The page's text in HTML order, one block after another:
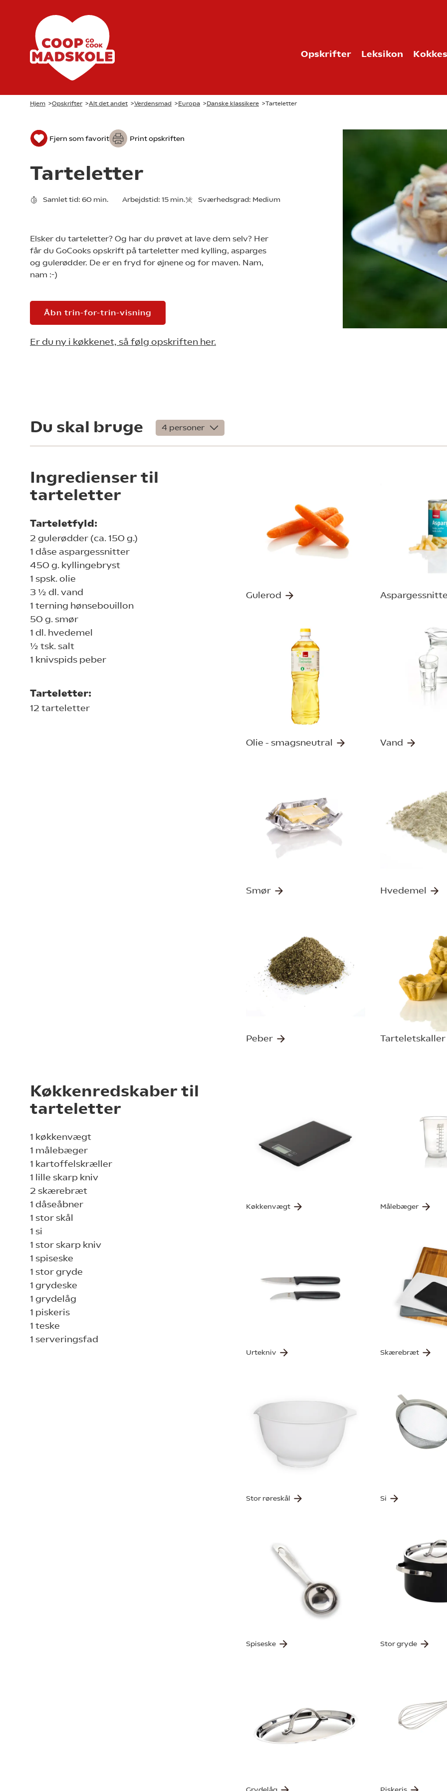
Opskrifter Leksikon
Hjem >Opskrifter >Alt det andet >Verdensmad >Europa >Danske klassikere >Tarteletter
Fjern som favorit Print opskriften
Tarteletter
Samlet tid: 60 min. Arbejdstid: 15 min. Sværhedsgrad: Medium
Elsker du tarteletter? Og har du prøvet at lave dem selv? Her
får du GoCooks opskrift på tarteletter med kylling, asparges
og gulerødder. De er en fryd for øjnene og for maven. Nam,
nam :-)
Åbn trin-for-trin-visning
Er du ny i køkkenet, så følg opskriften her.
Du skal bruge
Ingredienser til
tarteletter
Tarteletfyld:
2 gulerødder (ca. 150 g.)
1 dåse aspargessnitter
450 g. kyllingebryst
1 spsk. olie
3 ½ dl. vand
1 terning hønsebouillon
50 g. smør
1 dl. hvedemel
½ tsk. salt
1 knivspids peber
Tarteletter:
12 tarteletter
Gulerod
Olie - smagsneutral Vand
Smør Hvedemel
Peber Tarteletskaller
Køkkenredskaber til
tarteletter
1 køkkenvægt
1 målebæger
1 kartoffelskræller
1 lille skarp kniv
2 skærebræt
1 dåseåbner
1 stor skål
1 si
1 stor skarp kniv
1 spiseske
1 stor gryde
1 grydeske
1 grydelåg
1 piskeris
1 teske
1 serveringsfad
Køkkenvægt Målebæger
Urtekniv Skærebræt
Stor røreskål Si
Spiseske Stor gryde